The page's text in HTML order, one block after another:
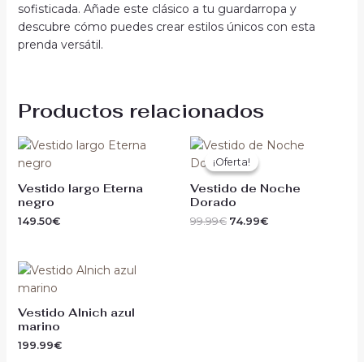
sofisticada. Añade este clásico a tu guardarropa y
descubre cómo puedes crear estilos únicos con esta
prenda versátil.
Productos relacionados
Vestido largo Eterna
negro
149.50€
¡Oferta!
¡Oferta!
Vestido de Noche
Dorado
99.99€
El
original
99.99€.
74.99€
El
74.99€.
Vestido Alnich azul
marino
199.99€